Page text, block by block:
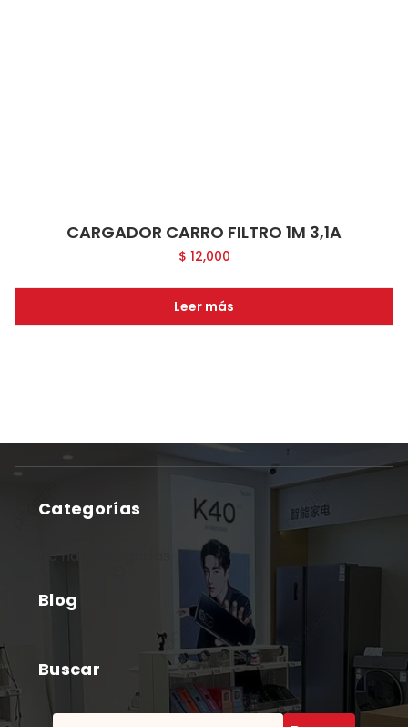
CARGADOR CARRO FILTRO 1M 3,1A
$ 12,000
Leer más
Categorías
No hay categorías
Blog
Buscar